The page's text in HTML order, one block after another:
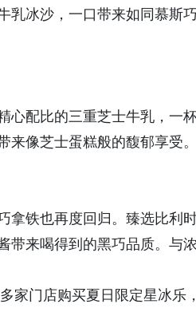
乳冰沙，一口带来如同慕斯
心配比的三重芝士牛乳，一
来像芝士蛋糕般的馥郁享受
拿铁也再度回归。臻选比利
带来喝得到的黑巧品质。与
家门店购买夏日限定星冰